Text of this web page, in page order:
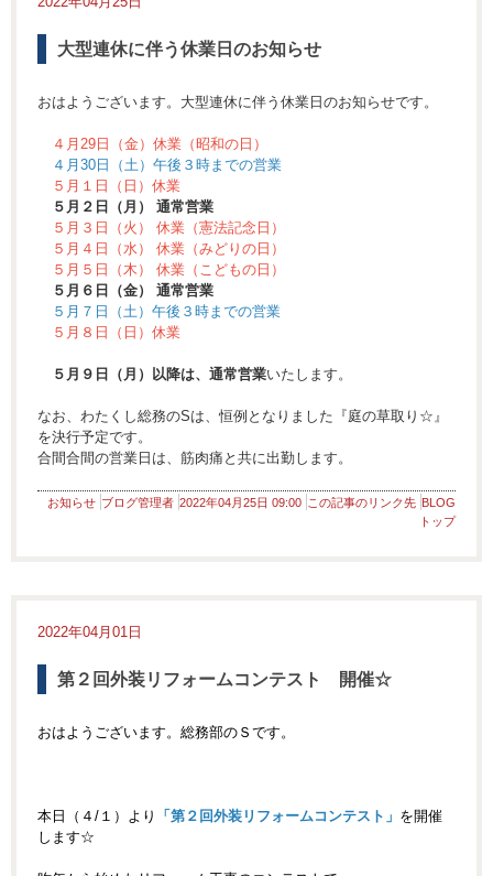
大型連休に伴う休業日のお知らせ
おはようございます。大型連休に伴う休業日のお知らせです。
４月29日（金）休業（昭和の日）
４月30日（土）午後３時までの営業
５月１日（日）休業
５月２日（月） 通常営業
５月３日（火） 休業（憲法記念日）
５月４日（水） 休業（みどりの日）
５月５日（木） 休業（こどもの日）
５月６日（金） 通常営業
５月７日（土）午後３時までの営業
５月８日（日）休業
５月９日（月）以降は、通常営業いたします。
なお、わたくし総務のSは、恒例となりました『庭の草取り☆』
を決行予定です。
合間合間の営業日は、筋肉痛と共に出勤します。
お知らせ ブログ管理者 2022年04月25日 09:00 この記事のリンク先 BLOG
トップ
2022年04月01日
第２回外装リフォームコンテスト 開催☆
おはようございます。総務部のＳです。
本日（４/１）より 「第２回外装リフォームコンテスト」 を開催
します☆